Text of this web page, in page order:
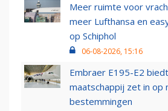
Meer ruimte voor
meer Lufthansa en
op Schiphol
06-08-2026, 15:16
Embraer E195-E2
maatschappij zet in op
bestemmingen